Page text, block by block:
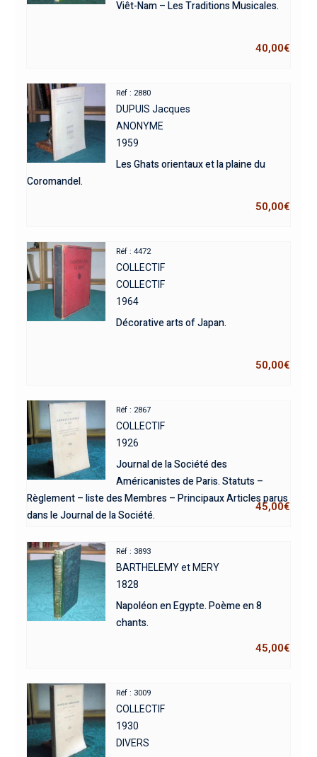
Viêt-Nam – Les Traditions Musicales.
40,00€
Réf : 2880
DUPUIS Jacques
ANONYME
1959
Les Ghats orientaux et la plaine du
Coromandel.
50,00€
Réf : 4472
COLLECTIF
COLLECTIF
1964
Décorative arts of Japan.
50,00€
Réf : 2867
COLLECTIF
1926
Journal de la Société des
Américanistes de Paris. Statuts –
Règlement – liste des Membres – Principaux Articles parus
dans le Journal de la Société.
45,00€
Réf : 3893
BARTHELEMY et MERY
1828
Napoléon en Egypte. Poème en 8
chants.
45,00€
Réf : 3009
COLLECTIF
1930
DIVERS